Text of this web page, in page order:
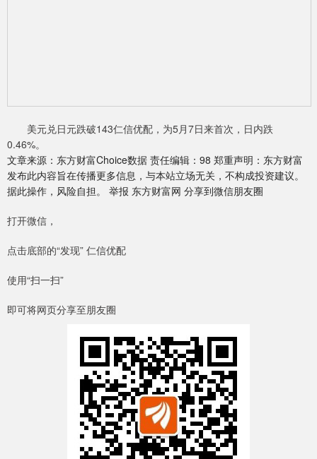
美元兑日元跌破143仁信优配，为5月7日来首次，日内跌
0.46%。
文章来源：东方财富Choice数据 责任编辑：98 郑重声明：东方财富
发布此内容旨在传播更多信息，与本站立场无关，不构成投资建议。
据此操作，风险自担。 举报 东方财富网 分享到微信朋友圈
打开微信，
点击底部的“发现” 仁信优配
使用“扫一扫”
即可将网页分享至朋友圈